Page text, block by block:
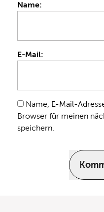
Name:
E-Mail:
Name, E-Mail-
Browser für meinen
speichern.